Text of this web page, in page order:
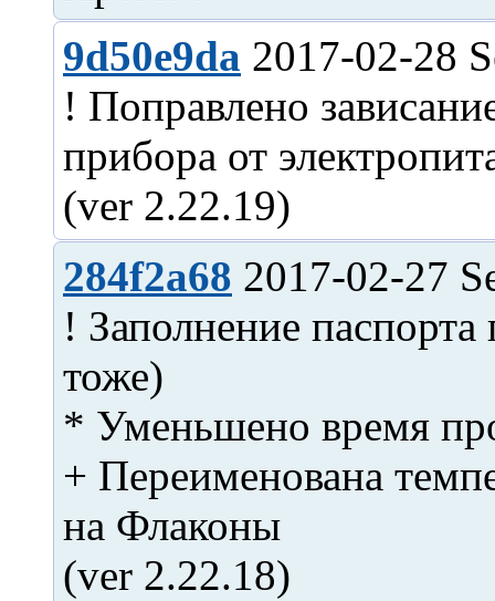
9d50e9da 2017-02-28
! Поправлено
прибора от
284f2a68 2017-02-27
! Заполнение
тоже)
* Уменьшено время
+ Переименована
на Флаконы
(ver 2.22.18)